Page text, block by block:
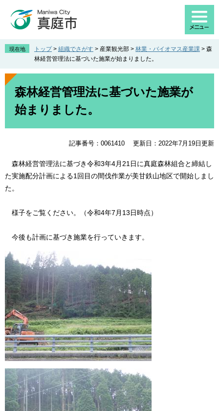
先
。
を
て
現在地 トップ > 組織でさがす > 産業観光部 > 林業・バイオマス産業課 > 森
林経営管理法に基づいた施業が始まりました。
本
森林経営管理法に基づいた施業が
始まりました。
記事番号：0061410 更新日：2022年7月19日更新
森林経営管理法に基づき令和3年4月21日に真庭森林組合と締結し
た実施配分計画による1回目の間伐作業が美甘鉄山地区で開始しまし
た。
様子をご覧ください。（令和4年7月13日時点）
今後も計画に基づき施業を行っていきます。